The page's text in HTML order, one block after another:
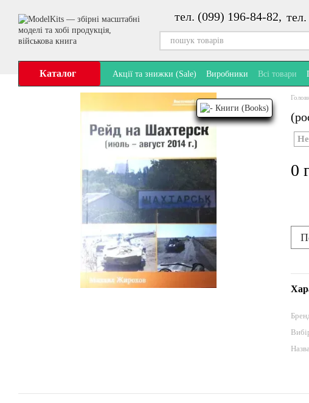
тел. (099) 196-84-82,
Каталог Акції та знижки (Sale) Виробники Всі товари
0